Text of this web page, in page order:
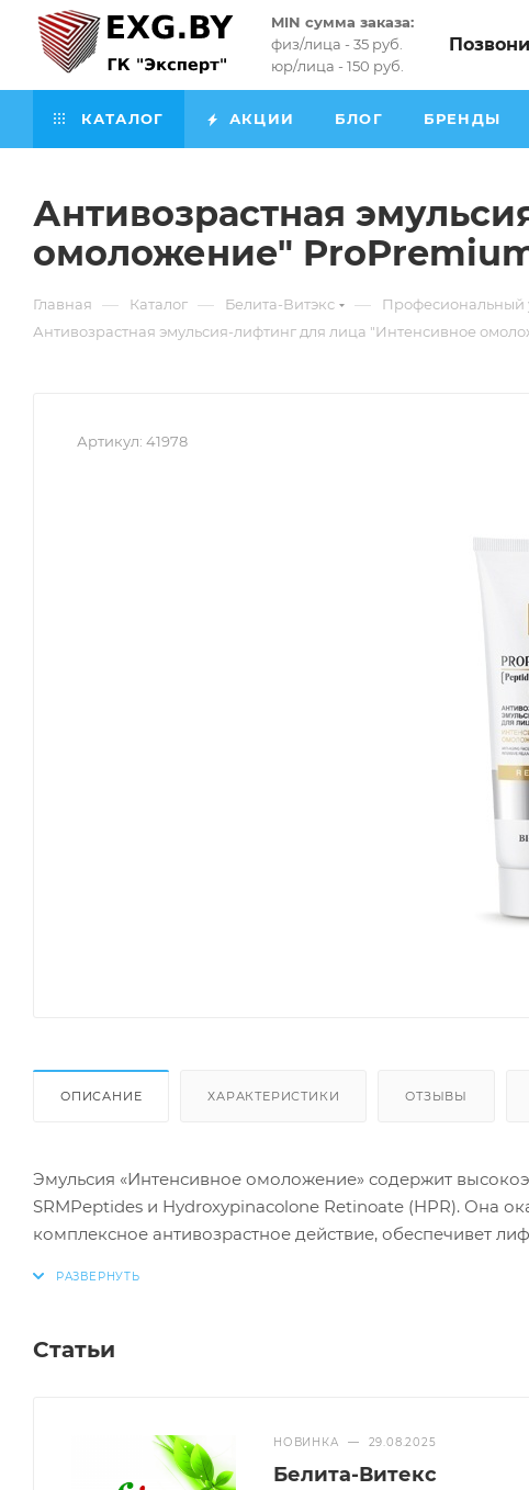
MIN сумма заказа:
физ/лица - 35 руб.
юр/лица - 150 руб.
КАТАЛОГ АКЦИИ БЛОГ БРЕНДЫ
Антивозрастная
омоложение"
Главная — Каталог — Белита-Витэкс — Професиональный
Антивозрастная эмульсия-лифтинг для лица "Интенсивное
Артикул: 41978
ОПИСАНИЕ ХАРАКТЕРИСТИКИ ОТЗЫВЫ
Эмульсия «Интенсивное омоложение» содержит
SRMPeptides и Hydroxypinacolone Retinoate (HPR). Она
комплексное антивозрастное действие, обеспечивет
Статьи
НОВИНКА — 29.08.2025
Белита-Витекс